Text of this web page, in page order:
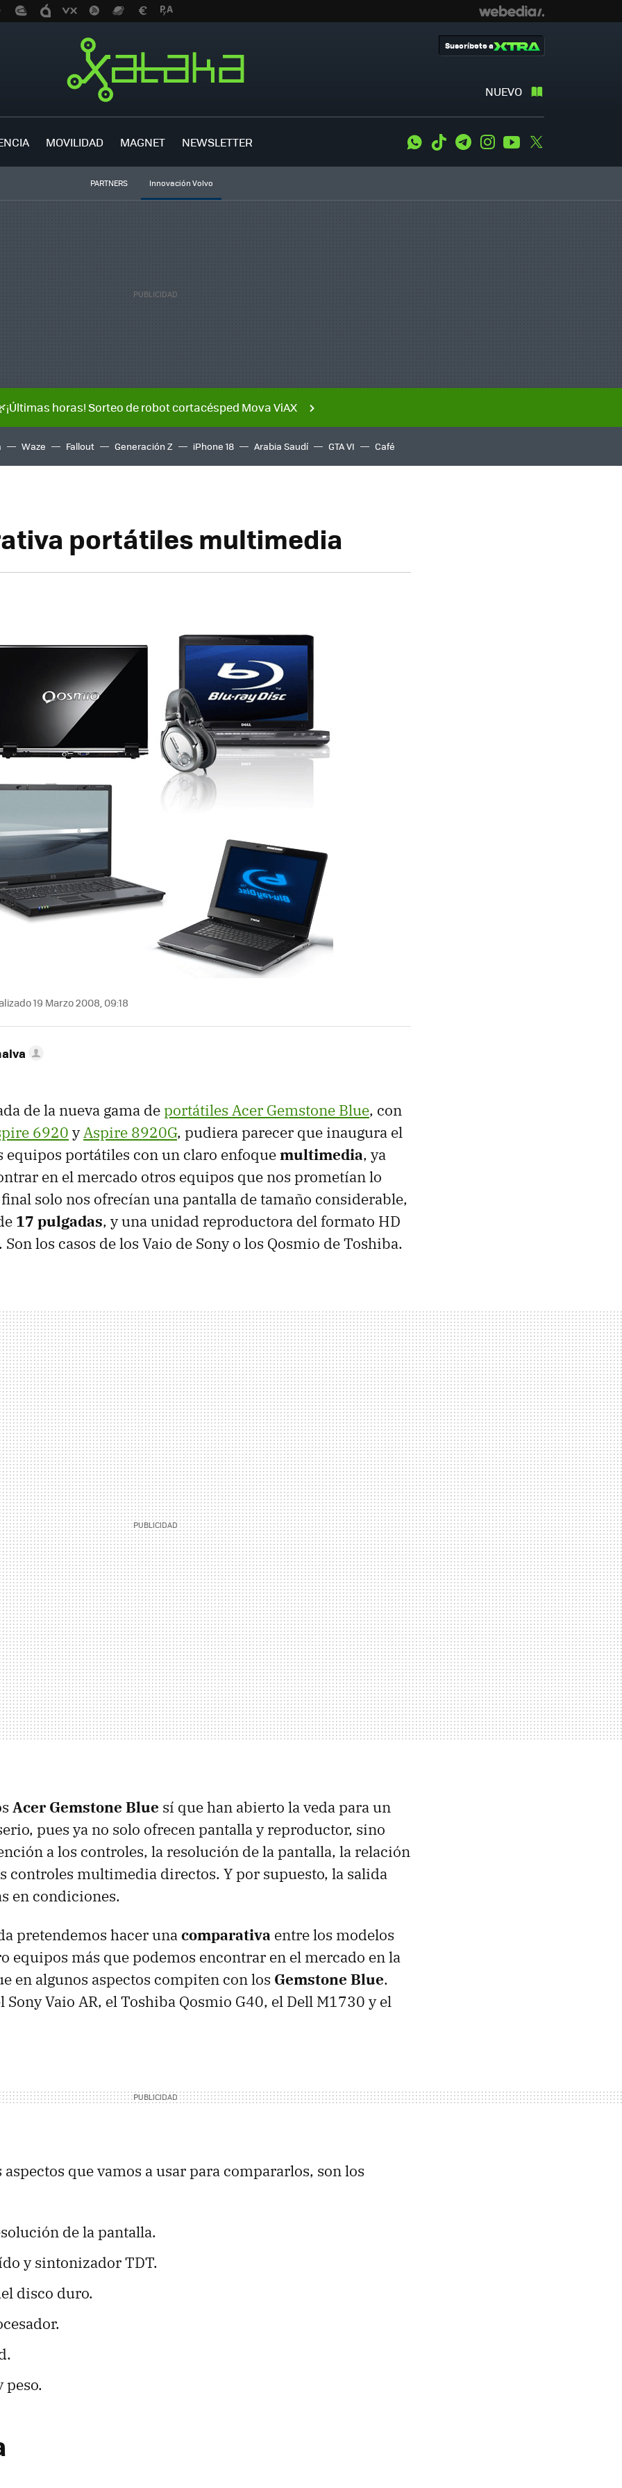
NUEVO
Suscríbete a
MOVILIDAD MAGNET NEWSLETTER WhatsApp
Tiktok TelegramInstagramYoutube
PARTNERS Innovación Volvo
horas! Sorteo de robot cortacésped Mova ViAX
Waze Fallout Generación Z iPhone 18 Arabia Saudí GTA VI Café
portátiles multimedia
19 Marzo 2008, 09:18
de la nueva gama deportátiles Acer Gemstone Blue, con
6920 yAspire 8920G, pudiera parecer que inaugura el
equipos portátiles con un claro enfoquemultimedia, ya
en el mercado otros equipos que nos prometían lo
solo nos ofrecían una pantalla de tamaño considerable,
17 pulgadas, y una unidad reproductora del formato HD
Son los casos de los Vaio de Sony o los Qosmio de Toshiba.
Acer Gemstone Blue sí que han abierto la veda para un
pues ya no solo ofrecen pantalla y reproductor, sino
a los controles, la resolución de la pantalla, la relación
controles multimedia directos. Y por supuesto, la salida
en condiciones.
pretendemos hacer unacomparativa entre los modelos
equipos más que podemos encontrar en el mercado en la
en algunos aspectos compiten con los Gemstone Blue.
Sony Vaio AR, el Toshiba Qosmio G40, el Dell M1730 y el
aspectos que vamos a usar para compararlos, son los
de la pantalla.
y sintonizador TDT.
disco duro.
peso.